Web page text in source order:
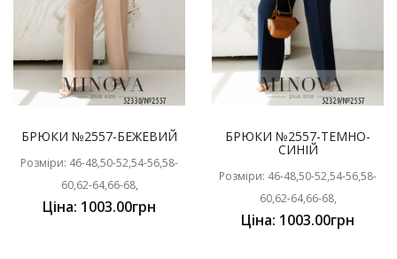
БРЮКИ №2557-БЕЖЕВИЙ
Розміри: 46-48,50-52,54-56,58-
60,62-64,66-68,
Ціна: 1003.00грн
БРЮКИ №2557-ТЕМНО-
СИНІЙ
Розміри: 46-48,50-52,54-56,58-
60,62-64,66-68,
Ціна: 1003.00грн